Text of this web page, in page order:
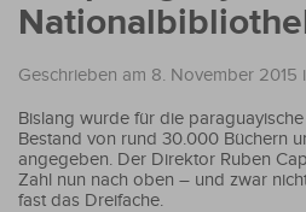
Geschrieben am 8. November 2015
Bislang wurde für die
Bestand von rund 30.000 Büchern
angegeben. Der Direktor Ruben
Zahl nun nach oben – und zwar
fast das Dreifache.